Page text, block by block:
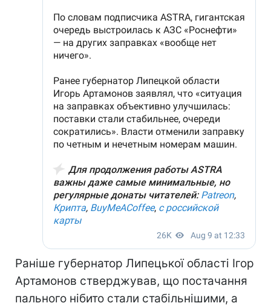
Раніше губернатор Липецької області Ігор
Артамонов стверджував, що постачання
пального нібито стали стабільнішими, а